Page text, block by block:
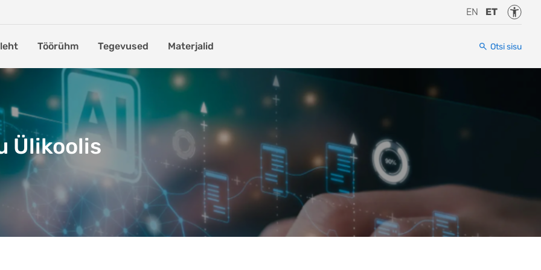
EN ET
Töörühm Tegevused Materjalid Otsi sisu
Ülikoolis